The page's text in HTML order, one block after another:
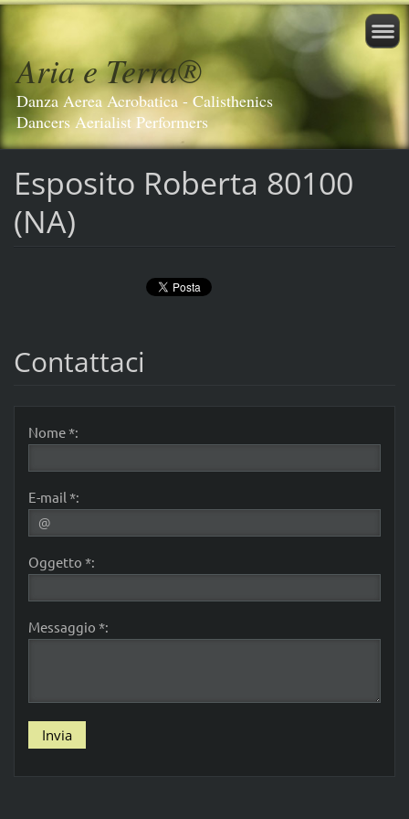
Aria e Terra®️
Danza Aerea Acrobatica - Calisthenics
Dancers Aerialist Performers
Esposito Roberta 80100
(NA)
Contattaci
Nome *:
E-mail *:
Oggetto *:
Messaggio *: